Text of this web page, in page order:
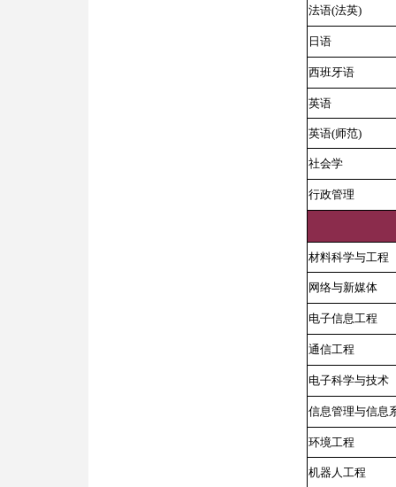
法语(法英)
日语
西班牙语
英语
英语(师范)
社会学
行政管理
材料科学与工程
网络与新媒体
电子信息工程
通信工程
电子科学与技术
信息管理与信息
环境工程
机器人工程